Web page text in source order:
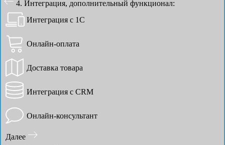
4. Интеграция, дополнительный функционал:
Интеграция с 1С
Онлайн-оплата
Доставка товара
Интеграция с CRM
Онлайн-консультант
Далее